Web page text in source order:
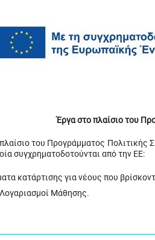
Έργα στο πλαίσιο του
του Προγράμματος Πολιτικής
συγχρηματοδοτούνται από την ΕΕ:
κατάρτισης για νέους που
Μάθησης.